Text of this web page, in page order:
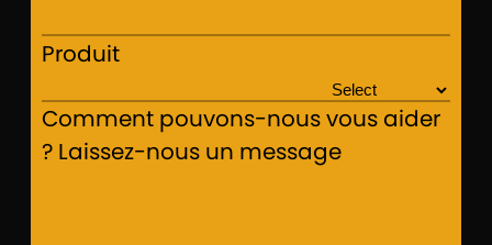
Produit
Comment pouvons-nous vous aider
? Laissez-nous un message